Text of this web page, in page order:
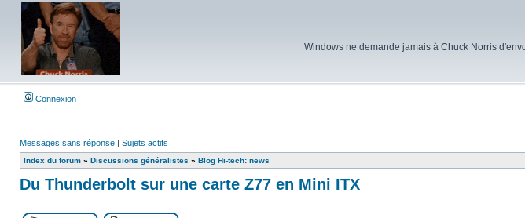
Windows ne demande jamais à Chuck Norris
Connexion
Messages sans réponse | Sujets actifs
Index du forum » Discussions généralistes » Blog Hi-tech: news
Du Thunderbolt sur une carte Z77 en Mini ITX